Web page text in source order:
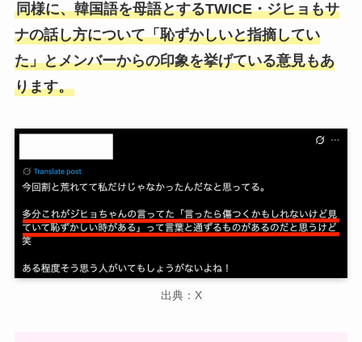
同様に、韓国語を母語とするTWICE・ジヒョもサ
ナの話し方について「恥ずかしいと指摘してい
た」とメンバーからの印象を挙げている意見もあ
ります。
出典：X